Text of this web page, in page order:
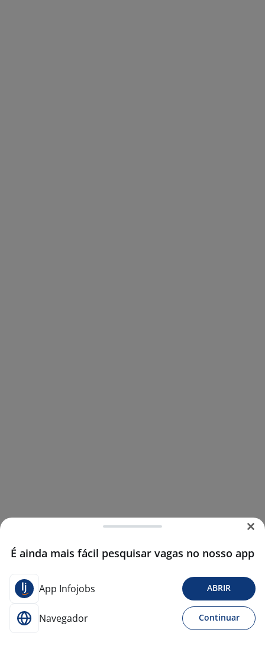
É ainda mais fácil pesquisar vagas no nosso app
App Infojobs ABRIR
Navegador Continuar